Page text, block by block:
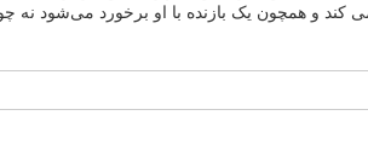
کند و همچون یک بازنده با او برخورد می‌شود نه